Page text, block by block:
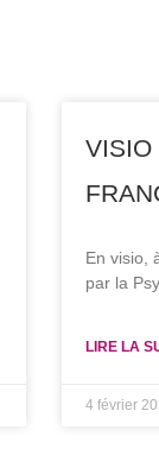
VISIO
En visio,
par la
LIRE LA
4 février